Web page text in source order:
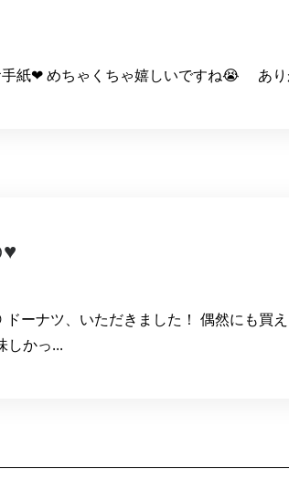
紙❤ めちゃくちゃ嬉しいですね😭 あり
ーナツ、いただきました！ 偶然にも買
かっ...